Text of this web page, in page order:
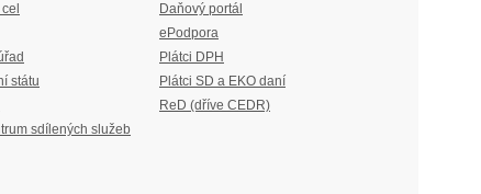
státu
sdílených služeb
Daňový portál
ePodpora
Plátci DPH
Plátci SD a EKO daní
ReD (dříve CEDR)